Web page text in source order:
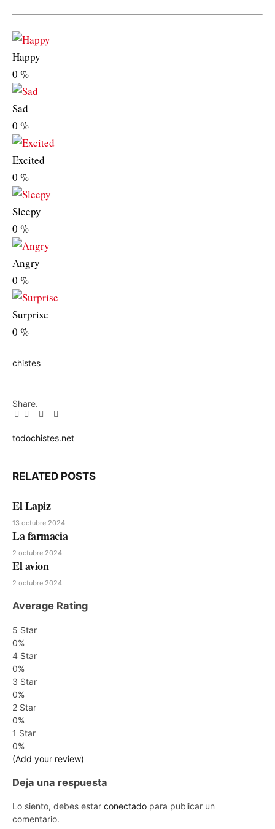
Happy
0 %
Sad
0 %
Excited
0 %
Sleepy
0 %
Angry
0 %
Surprise
0 %
chistes
Share.
Facebook
TwitterPinterest
LinkedIn
Tumblr
Email
todochistes.net
RELATED POSTS
El Lapiz
13 octubre 2024
La farmacia
2 octubre 2024
El avion
2 octubre 2024
Average Rating
5 Star
0%
4 Star
0%
3 Star
0%
2 Star
0%
1 Star
0%
(Add your review)
Deja una respuesta
Lo siento, debes estar conectado para publicar un
comentario.